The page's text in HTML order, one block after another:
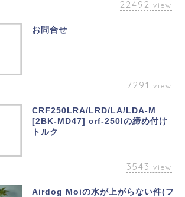
22492 view
お問合せ
7291 view
CRF250LRA/LRD/LA/LDA-M
[2BK-MD47] crf-250lの締め付け
トルク
3543 view
Airdog Moiの水が上がらない件(フ